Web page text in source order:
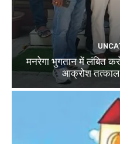
मनरेगा भुगतान में लंबित
आक्रोश तत्काल